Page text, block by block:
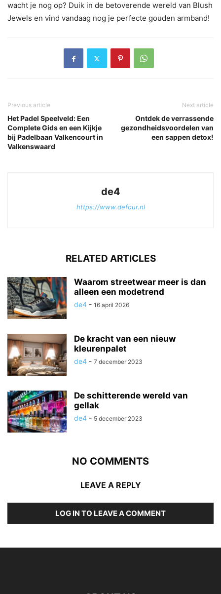
wacht je nog op? Duik in de betoverende wereld van Blush
Jewels en vind vandaag nog je perfecte gouden armband!
Previous article
Het Padel Speelveld: Een
Complete Gids en een Kijkje
bij Padelbaan Valkencourt in
Valkenswaard
Next article
Ontdek de verrassende
gezondheidsvoordelen van
een sappen detox!
de4
https://www.defour.nl
RELATED ARTICLES
Waarom streetwear meer is dan
alleen een modetrend
de4 - 16 april 2026
De kracht van een nieuw
kleurenpalet
de4 - 7 december 2023
De schitterende wereld van
gellak
de4 - 5 december 2023
NO COMMENTS
LEAVE A REPLY
LOG IN TO LEAVE A COMMENT